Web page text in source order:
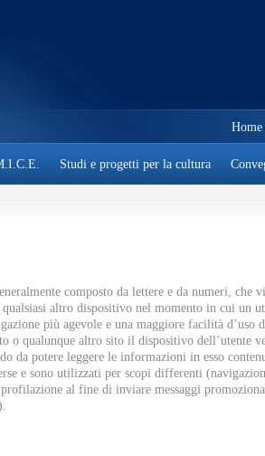
Home
Studi e progetti per la cultura
composto da lettere e da numeri, che
altro dispositivo nel momento in cui un
più agevole e una maggiore facilità d’uso
o qualunque altro sito il dispositivo dell’utente
da potere leggere le informazioni in esso
e sono utilizzati per scopi differenti
al fine di inviare messaggi